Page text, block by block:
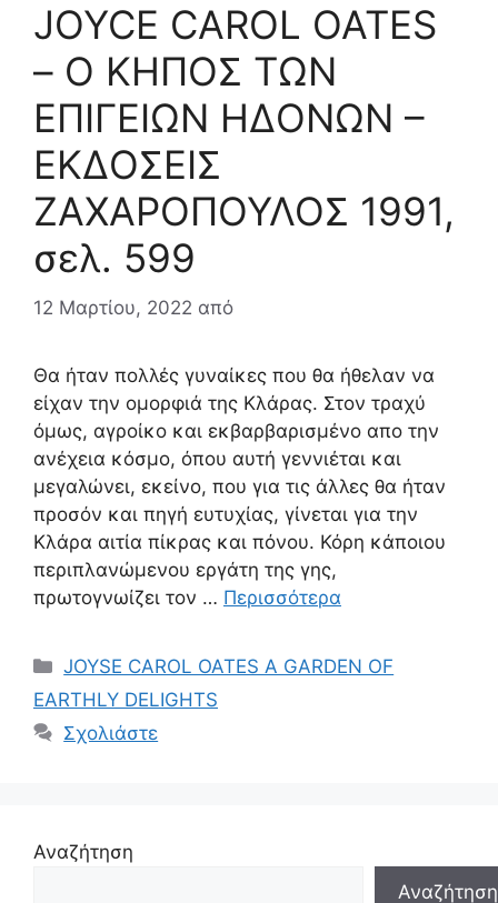
JOYCE CAROL OATES
– Ο ΚΗΠΟΣ ΤΩΝ
ΕΠΙΓΕΙΩΝ ΗΔΟΝΩΝ –
ΕΚΔΟΣΕΙΣ
ΖΑΧΑΡΟΠΟΥΛΟΣ 1991,
σελ. 599
12 Μαρτίου, 2022 από
Θα ήταν πολλές γυναίκες που θα ήθελαν να
είχαν την ομορφιά της Κλάρας. Στον τραχύ
όμως, αγροίκο και εκβαρβαρισμένο απο την
ανέχεια κόσμο, όπου αυτή γεννιέται και
μεγαλώνει, εκείνο, που για τις άλλες θα ήταν
προσόν και πηγή ευτυχίας, γίνεται για την
Κλάρα αιτία πίκρας και πόνου. Κόρη κάποιου
περιπλανώμενου εργάτη της γης,
πρωτογνωίζει τον … Περισσότερα
Κατηγορίες
JOYSE CAROL OATES A GARDEN OF
EARTHLY DELIGHTS
Σχολιάστε
Αναζήτηση
Αναζήτηση